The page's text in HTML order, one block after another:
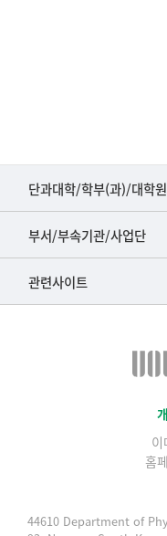
목,
록
단과대학/학부(과)/대학원
■인문대학
▷국어국문학부
▷일본어·일본학과
▷프랑스어·프랑스학과
▷사회과학부
부서/부속기관/사업단
공동기기센터
공학교육혁신센터
물리BK 미래혁신응집물
관련사이트
건강가정지원센터
교수협의회
온라인 기술거래 플랫폼
울산대학교 총동문회
홈
44610 Department of